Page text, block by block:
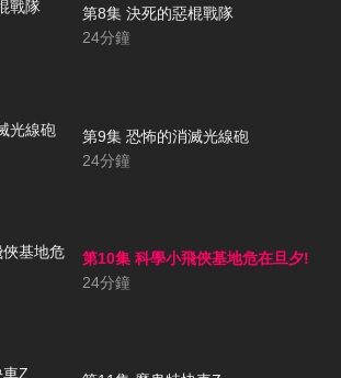
第8集 決死的惡棍戰隊
24分鐘
第9集 恐怖的消滅光線砲
24分鐘
第10集 科學小飛俠基地危在旦夕!
24分鐘